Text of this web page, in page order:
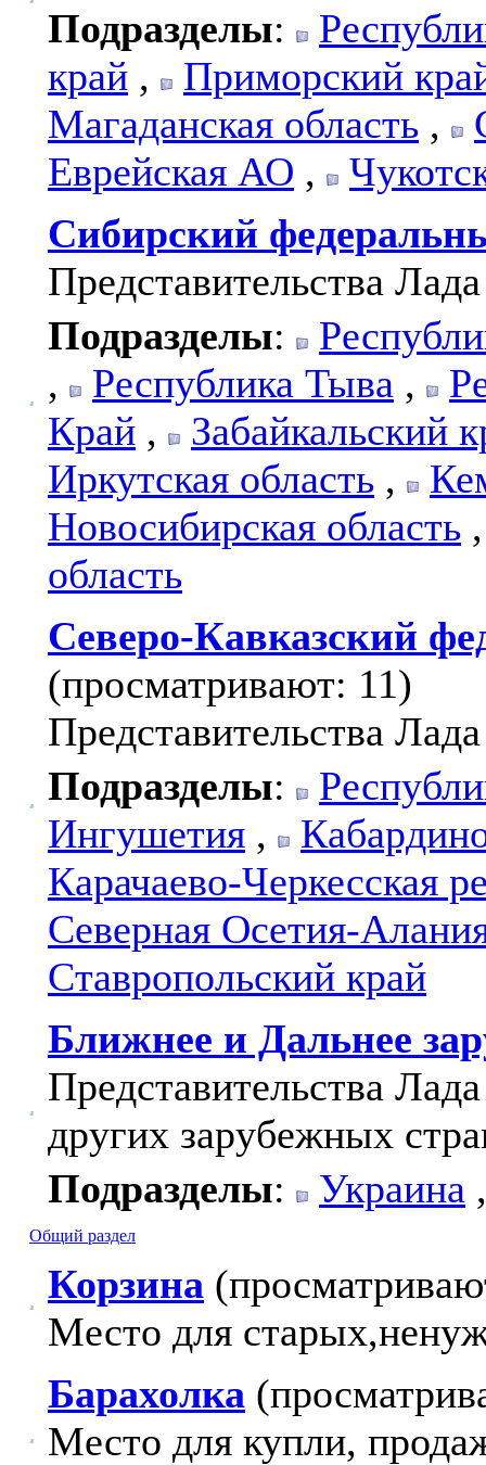
Подразделы:
край ,
Приморский
Магаданская область ,
Еврейская АО ,
Сибирский
Представительства
Подразделы:
,
Республика Тыва ,
Край ,
Забайкальский
Иркутская область ,
Новосибирская область
область
Северо-Кавказский
(просматривают: 11)
Представительства
Подразделы:
Ингушетия ,
Карачаево-Черкесская
Северная Осетия-
Ставропольский край
Ближнее и Дальнее
Представительства
других зарубежных
Подразделы: Украина
Общий раздел
Корзина
Место для
Барахолка
Место для купли,